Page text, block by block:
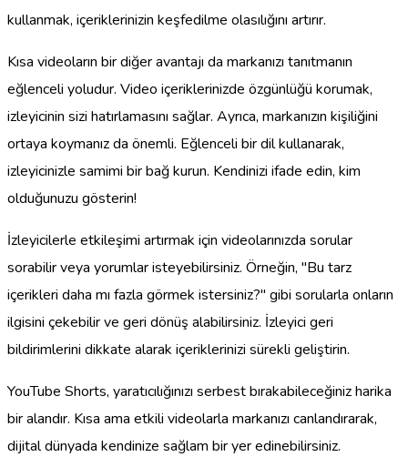
kullanmak, içeriklerinizin keşfedilme olasılığını artırır.
Kısa videoların bir diğer avantajı da markanızı tanıtmanın
eğlenceli yoludur. Video içeriklerinizde özgünlüğü korumak,
izleyicinin sizi hatırlamasını sağlar. Ayrıca, markanızın kişiliğini
ortaya koymanız da önemli. Eğlenceli bir dil kullanarak,
izleyicinizle samimi bir bağ kurun. Kendinizi ifade edin, kim
olduğunuzu gösterin!
İzleyicilerle etkileşimi artırmak için videolarınızda sorular
sorabilir veya yorumlar isteyebilirsiniz. Örneğin, "Bu tarz
içerikleri daha mı fazla görmek istersiniz?" gibi sorularla onların
ilgisini çekebilir ve geri dönüş alabilirsiniz. İzleyici geri
bildirimlerini dikkate alarak içeriklerinizi sürekli geliştirin.
YouTube Shorts, yaratıcılığınızı serbest bırakabileceğiniz harika
bir alandır. Kısa ama etkili videolarla markanızı canlandırarak,
dijital dünyada kendinize sağlam bir yer edinebilirsiniz.